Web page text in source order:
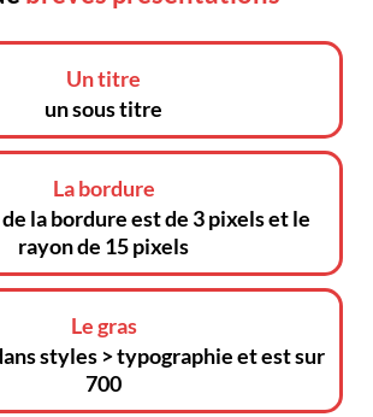
Un titre
un sous titre
La bordure
la bordure est de 3 pixels et le
rayon de 15 pixels
Le gras
styles > typographie et est sur
700